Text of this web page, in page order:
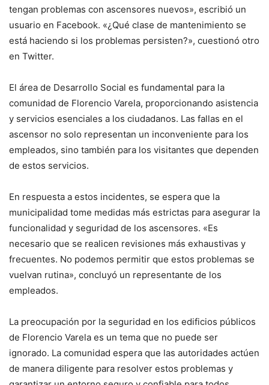
tengan problemas con ascensores nuevos», escribió un
usuario en Facebook. «¿Qué clase de mantenimiento se
está haciendo si los problemas persisten?», cuestionó otro
en Twitter.
El área de Desarrollo Social es fundamental para la
comunidad de Florencio Varela, proporcionando asistencia
y servicios esenciales a los ciudadanos. Las fallas en el
ascensor no solo representan un inconveniente para los
empleados, sino también para los visitantes que dependen
de estos servicios.
En respuesta a estos incidentes, se espera que la
municipalidad tome medidas más estrictas para asegurar la
funcionalidad y seguridad de los ascensores. «Es
necesario que se realicen revisiones más exhaustivas y
frecuentes. No podemos permitir que estos problemas se
vuelvan rutina», concluyó un representante de los
empleados.
La preocupación por la seguridad en los edificios públicos
de Florencio Varela es un tema que no puede ser
ignorado. La comunidad espera que las autoridades actúen
de manera diligente para resolver estos problemas y